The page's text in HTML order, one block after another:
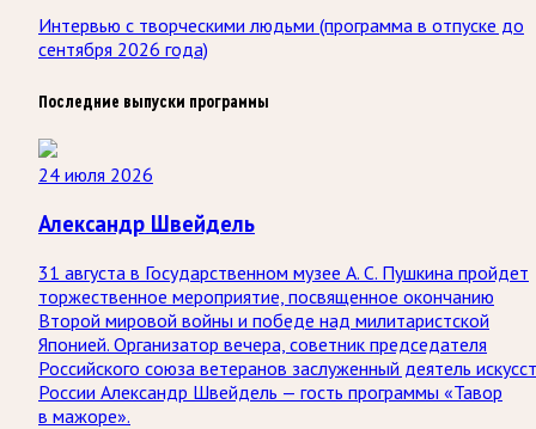
Интервью с творческими людьми (программа в отпуске до
сентября 2026 года)
Последние выпуски программы
24 июля 2026
Александр Швейдель
31 августа в Государственном музее А. С. Пушкина пройдет
торжественное мероприятие, посвященное окончанию
Второй мировой войны и победе над милитаристской
Японией. Организатор вечера, советник председателя
Российского союза ветеранов заслуженный деятель
России Александр Швейдель — гость программы «Тавор
в мажоре».